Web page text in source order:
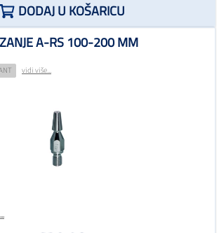
DODAJ U KOŠARICU
A-RS 100-200 MM
vidi više...